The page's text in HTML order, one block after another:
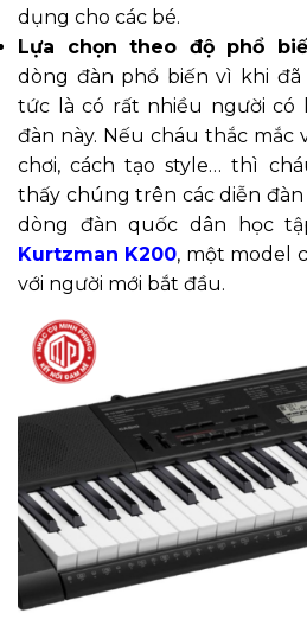
dụng cho các bé.
Lựa chọn theo độ phổ
dòng đàn phổ biến vì khi
tức là có rất nhiều người có
đàn này. Nếu cháu thắc mắc
chơi, cách tạo style… thì
thấy chúng trên các diễn đàn
dòng đàn quốc dân học
Kurtzman K200, một model
với người mới bắt đầu.